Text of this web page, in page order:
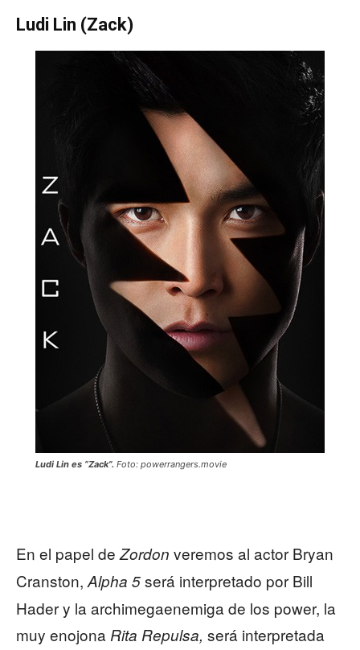
Ludi Lin (Zack)
Ludi Lin es “Zack”. Foto: powerrangers.movie
En el papel de Zordon veremos al actor Bryan
Cranston, Alpha 5será interpretado por Bill
Hader y la archimegaenemiga de los power, la
muy enojona Rita Repulsa, será interpretada